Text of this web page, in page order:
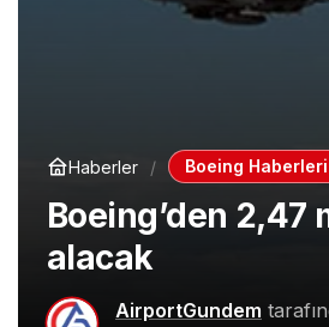
Haberler Boeing Haberleri
Boeing’den 2,47
alacak
AirportGundem